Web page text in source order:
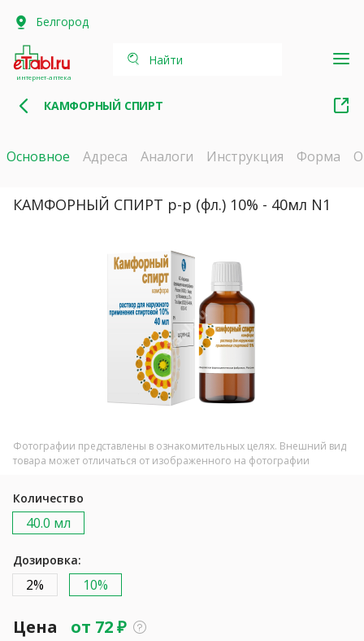
Белгород
интернет-аптека
Найти
КАМФОРНЫЙ СПИРТ
Основное Адреса Аналоги Инструкция Форма
КАМФОРНЫЙ СПИРТ р-р (фл.) 10% - 40мл N1
Фотографии представлены в ознакомительных целях. Внешний вид
товара может отличаться от изображенного на фотографии
Количество
40.0 мл
Дозировка:
2% 10%
Цена от 72₽